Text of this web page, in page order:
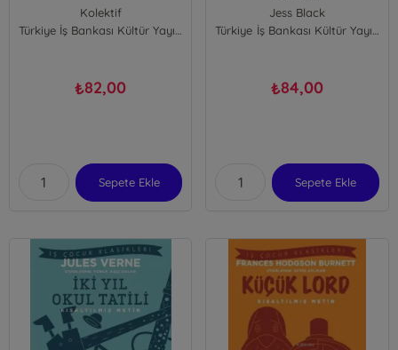
Kolektif
Türkiye İş Bankası Kültür Yayınları
₺82,00
Sepete Ekle
Jess Black
Türkiye İş Bankası Kültür Yayınları
₺84,00
Sepete Ekle